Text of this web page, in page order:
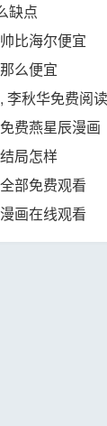
缺点
比海尔便宜
么便宜
费燕星辰漫画
局怎样
部免费观看
画在线观看